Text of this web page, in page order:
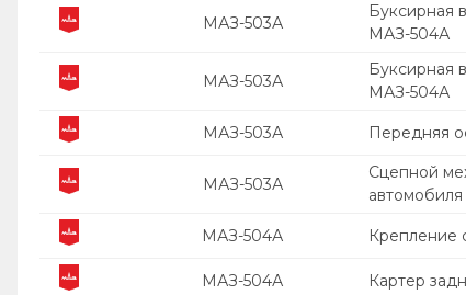
МАЗ-503А
Буксирная
МАЗ-504А
МАЗ-503А
Буксирная
МАЗ-504А
МАЗ-503А Передняя
МАЗ-503А
Сцепной
МАЗ-504А Крепление
МАЗ-504А Картер